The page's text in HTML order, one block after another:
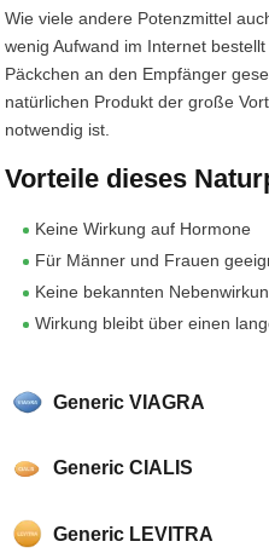
Generic VIAGRA
Generic CIALIS
Generic LEVITRA
Wie viele andere Potenzmittel
wenig Aufwand im Internet
Päckchen an den Empfänger
natürlichen Produkt der große
notwendig ist.
Vorteile dieses
Keine Wirkung auf Hormone
Für Männer und Frauen
Keine bekannten
Wirkung bleibt über einen